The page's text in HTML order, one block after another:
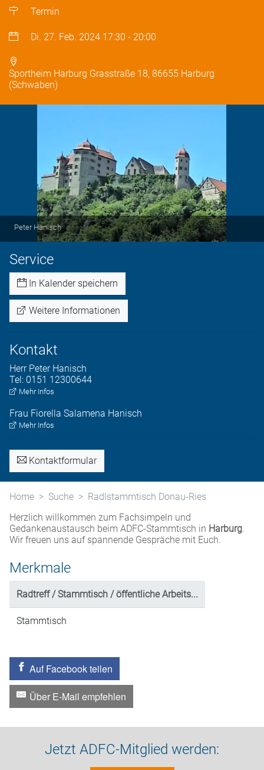
Termin
Di. 27. Feb. 2024 17:30 - 20:00
Sportheim Harburg Grasstraße 18, 86655 Harburg
(Schwaben)
Peter Hanisch
Service
In Kalender speichern
Weitere Informationen
Kontakt
Herr Peter Hanisch
Tel: 0151 12300644
Mehr Infos
Frau Fiorella Salamena Hanisch
Mehr Infos
Kontaktformular
Home Suche
Radlstammtisch Donau-Ries
Herzlich willkommen zum Fachsimpeln und
Gedankenaustausch beim ADFC-Stammtisch in Harburg.
Wir freuen uns auf spannende Gespräche mit Euch.
Merkmale
Radtreff / Stammtisch / öffentliche Arbeits...
Stammtisch
Auf Facebook teilen
Über E-Mail empfehlen
Jetzt ADFC-Mitglied werden: